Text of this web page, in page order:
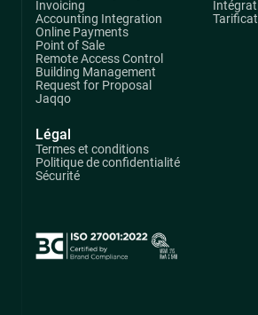
Invoicing
Accounting Integration
Online Payments
Point of Sale
Remote Access Control
Building Management
Request for Proposal
Jaqqo
Légal
Termes et conditions
Politique de confidentialité
Sécurité